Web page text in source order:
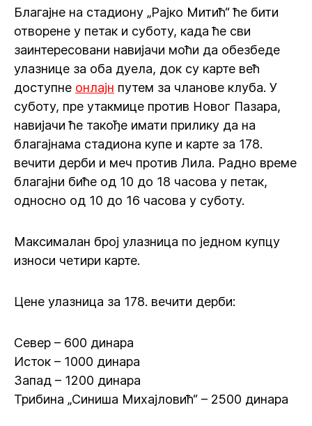
Благајне на стадиону „Рајко Митић“ ће бити
отворене у петак и суботу, када ће сви
заинтересовани навијачи моћи да обезбеде
улазнице за оба дуела, док су карте већ
доступне онлајн путем за чланове клуба. У
суботу, пре утакмице против Новог Пазара,
навијачи ће такође имати прилику да на
благајнама стадиона купе и карте за 178.
вечити дерби и меч против Лила. Радно време
благајни биће од 10 до 18 часова у петак,
односно од 10 до 16 часова у суботу.
Максималан број улазница по једном купцу
износи четири карте.
Цене улазница за 178. вечити дерби:
Север – 600 динара
Исток – 1000 динара
Запад – 1200 динара
Трибина „Синиша Михајловић“ – 2500 динара